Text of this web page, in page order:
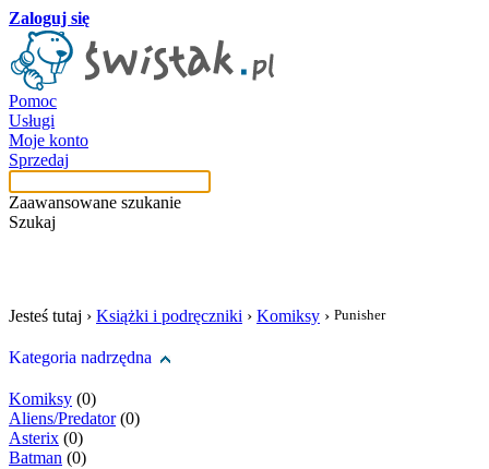
Zaloguj się
Pomoc
Usługi
Moje konto
Sprzedaj
Zaawansowane szukanie
Szukaj
Jesteś tutaj › Książki i podręczniki › Komiksy › Punisher
Kategoria nadrzędna
Komiksy (0)
Aliens/Predator(0)
Asterix (0)
Batman (0)